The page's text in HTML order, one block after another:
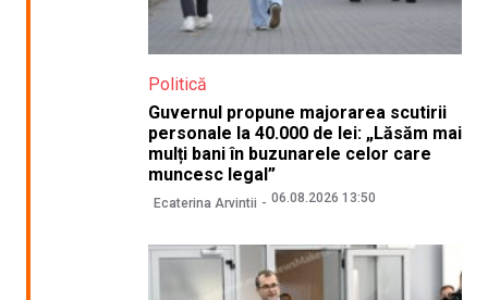
Politică
Guvernul propune majorarea scutirii
personale la 40.000 de lei: „Lăsăm mai
mulți bani în buzunarele celor care
muncesc legal”
Ecaterina Arvintii 06.08.2026 13:50